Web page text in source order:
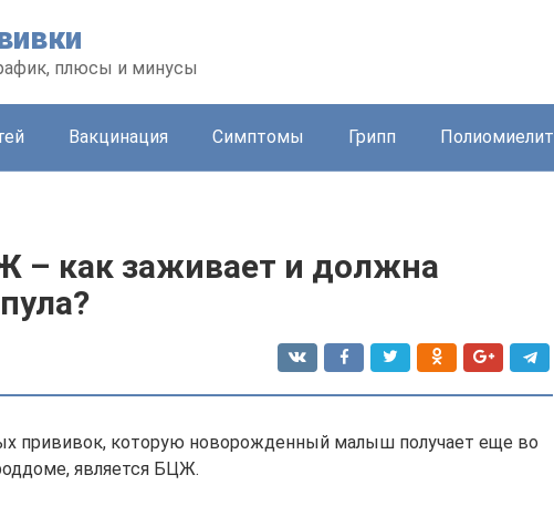
плюсы и минусы
Вакцинация Симптомы Грипп Полиомиелит
– как заживает и должна
прививок, которую новорожденный малыш получает еще во
является БЦЖ.